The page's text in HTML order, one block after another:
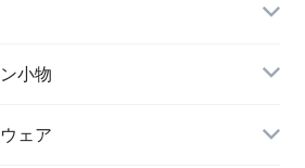
小物
ェア